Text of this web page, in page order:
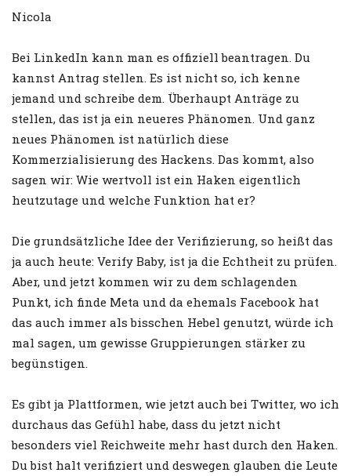
Nicola
Bei LinkedIn kann man es offiziell beantragen. Du
kannst Antrag stellen. Es ist nicht so, ich kenne
jemand und schreibe dem. Überhaupt Anträge zu
stellen, das ist ja ein neueres Phänomen. Und ganz
neues Phänomen ist natürlich diese
Kommerzialisierung des Hackens. Das kommt, also
sagen wir: Wie wertvoll ist ein Haken eigentlich
heutzutage und welche Funktion hat er?
Die grundsätzliche Idee der Verifizierung, so heißt das
ja auch heute: Verify Baby, ist ja die Echtheit zu prüfen.
Aber, und jetzt kommen wir zu dem schlagenden
Punkt, ich finde Meta und da ehemals Facebook hat
das auch immer als bisschen Hebel genutzt, würde ich
mal sagen, um gewisse Gruppierungen stärker zu
begünstigen.
Es gibt ja Plattformen, wie jetzt auch bei Twitter, wo ich
durchaus das Gefühl habe, dass du jetzt nicht
besonders viel Reichweite mehr hast durch den Haken.
Du bist halt verifiziert und deswegen glauben die Leute